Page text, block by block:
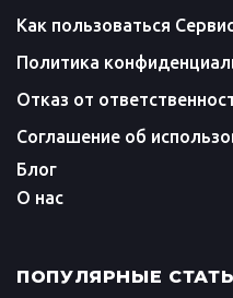
Как пользоваться
Политика
Отказ от
Соглашение об
Блог
О нас
ПОПУЛЯРНЫЕ